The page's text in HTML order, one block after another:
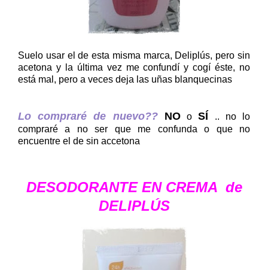
Suelo usar el de esta misma marca, Deliplús, pero sin
acetona y la última vez me confundí y cogí éste, no
está mal, pero a veces deja las uñas blanquecinas
Lo compraré de nuevo?? NOoSÍ .. no lo
compraré a no ser que me confunda o que no
encuentre el de sin accetona
DESODORANTE EN CREMA de
DELIPLÚS